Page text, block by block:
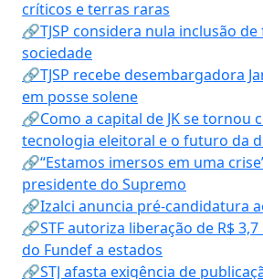
críticos e terras raras
🔗TJSP considera nula inclusão
sociedade
🔗TJSP recebe desembargadora
em posse solene
🔗Como a capital de JK se tornou
tecnologia eleitoral e o futuro da
🔗“Estamos imersos em uma
presidente do Supremo
🔗Izalci anuncia pré-candidatura
🔗STF autoriza liberação de R$
do Fundef a estados
🔗STJ afasta exigência de